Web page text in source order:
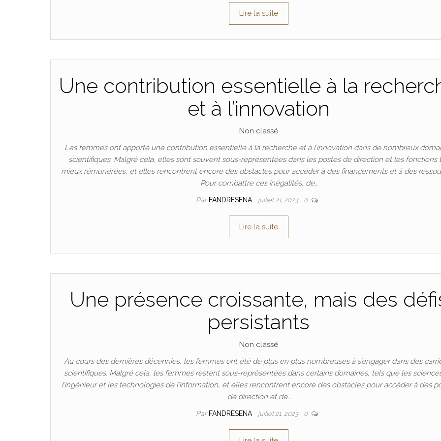
Lire la suite
Une contribution essentielle à la
et à l’innovation
Non classé
Les femmes ont apporté une contribution essentielle à la recherche et à l’innovation dans de nombreux
scientifiques. Malgré cela, elles sont souvent sous-représentées dans les postes de direction et les fonctions
mieux rémunérées, et elles rencontrent encore des obstacles pour accéder à des financements et à des
Pour combattre ces inégalités, de…
Par FANDRESENA juillet 21, 2023 0
Lire la suite
Une présence croissante, mais des
persistants
Non classé
Au cours des dernières décennies, les femmes ont été de plus en plus nombreuses à s’engager dans des
scientifiques. Malgré cela, les femmes restent sous-représentées dans certains domaines, tels que les
l’ingénieur et les technologies de l’information, et elles rencontrent encore des obstacles pour accéder à des
de direction et de…
Par FANDRESENA juillet 21, 2023 0